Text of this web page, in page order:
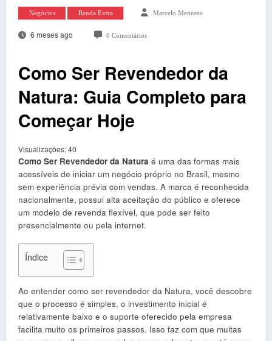
Negócios Renda Extra Marcelo Menezes
6 meses ago 0 Comentários
Como Ser Revendedor da
Natura: Guia Completo para
Começar Hoje
Visualizações:40
Como Ser Revendedor da Natura é uma das formas mais
acessíveis de iniciar um negócio próprio no Brasil, mesmo
sem experiência prévia com vendas. A marca é reconhecida
nacionalmente, possui alta aceitação do público e oferece
um modelo de revenda flexível, que pode ser feito
presencialmente ou pela internet.
Índice
Ao entender como ser revendedor da Natura, você descobre
que o processo é simples, o investimento inicial é
relativamente baixo e o suporte oferecido pela empresa
facilita muito os primeiros passos. Isso faz com que muitas